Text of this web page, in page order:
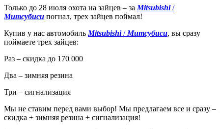
Только до 28 июля охота на зайцев – за Mitsubishi/
Митсубиси погнал, трех зайцев поймал!
Купив у нас автомобиль Mitsubishi/ Митсубиси, вы сразу
поймаете трех зайцев:
Раз – скидка до 170 000
Два – зимняя резина
Три – сигнализация
Мы не ставим перед вами выбор! Мы предлагаем все и сразу –
скидка + зимняя резина + сигнализация!